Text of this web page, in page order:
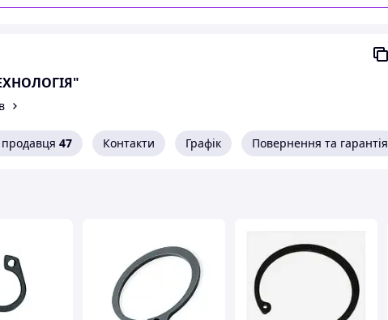
продавця 47 Контакти Графік Повернення та гарантія